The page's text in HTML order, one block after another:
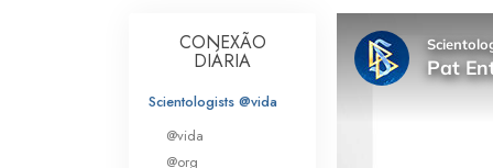
Dentro duma Igreja
Os Princípios
CONEXÃO
DIÁRIA
Scientologists @vida
@vida
@org